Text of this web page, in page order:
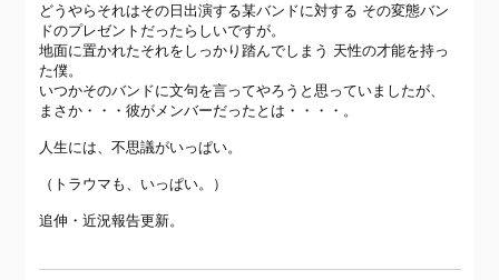
どうやらそれはその日出演する某バンドに対する その変態バン
ドのプレゼントだったらしいですが。
地面に置かれたそれをしっかり踏んでしまう 天性の才能を持っ
た僕。
いつかそのバンドに文句を言ってやろうと思っていましたが、
まさか・・・彼がメンバーだったとは・・・・。
人生には、不思議がいっぱい。
（トラウマも、いっぱい。）
追伸・近況報告更新。